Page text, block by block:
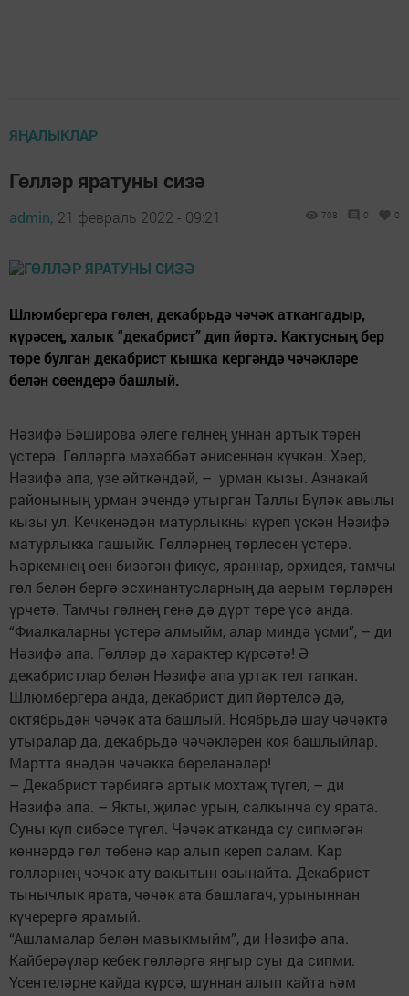
ЯҢАЛЫКЛАР
Гөлләр яратуны сизә
admin, 21 февраль 2022 - 09:21 708 0 0
Шлюмбергера гөлен, декабрьдә чәчәк аткангадыр,
күрәсең, халык “декабрист” дип йөртә. Кактусның бер
төре булган декабрист кышка кергәндә чәчәкләре
белән сөендерә башлый.
Нәзифә Бәширова әлеге гөлнең уннан артык төрен
үстерә. Гөлләргә мәхәббәт әнисеннән күчкән. Хәер,
Нәзифә апа, үзе әйткәндәй, – урман кызы. Азнакай
районының урман эчендә утырган Таллы Бүләк авылы
кызы ул. Кечкенәдән матурлыкны күреп үскән Нәзифә
матурлыкка гашыйк. Гөлләрнең төрлесен үстерә.
Һәркемнең өен бизәгән фикус, яраннар, орхидея, тамчы
гөл белән бергә эсхинантусларның да аерым төрләрен
үрчетә. Тамчы гөлнең генә дә дүрт төре үсә анда.
“Фиалкаларны үстерә алмыйм, алар миндә үсми”, – ди
Нәзифә апа. Гөлләр дә характер күрсәтә! Ә
декабристлар белән Нәзифә апа уртак тел тапкан.
Шлюмбергера анда, декабрист дип йөртелсә дә,
октябрьдән чәчәк ата башлый. Ноябрьдә шау чәчәктә
утыралар да, декабрьдә чәчәкләрен коя башлыйлар.
Мартта янәдән чәчәккә бөреләнәләр!
– Декабрист тәрбиягә артык мохтаҗ түгел, – ди
Нәзифә апа. – Якты, җиләс урын, салкынча су ярата.
Суны күп сибәсе түгел. Чәчәк атканда су сипмәгән
көннәрдә гөл төбенә кар алып кереп салам. Кар
гөлләрнең чәчәк ату вакытын озынайта. Декабрист
тынычлык ярата, чәчәк ата башлагач, урыныннан
күчерергә ярамый.
“Ашламалар белән мавыкмыйм”, ди Нәзифә апа.
Кайберәүләр кебек гөлләргә яңгыр суы да сипми.
Үсентеләрне кайда күрсә, шуннан алып кайта һәм